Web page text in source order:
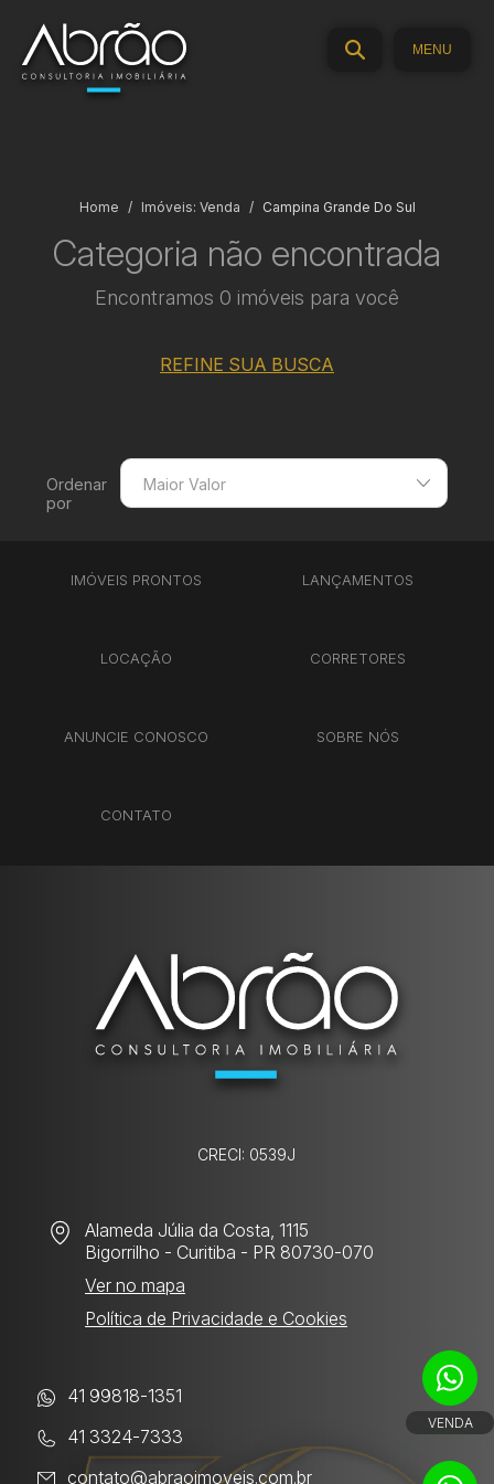
MENU
Home Imóveis: Venda Campina Grande Do Sul
Categoria não encontrada
Encontramos 0 imóveis para você
REFINE SUA BUSCA
Ordenar
por
Maior Valor
Menor Área
Recentes
IMÓVEIS PRONTOS LANÇAMENTOS
LOCAÇÃO CORRETORES
ANUNCIE CONOSCO SOBRE NÓS
CONTATO
CRECI: 0539J
Alameda Júlia da Costa, 1115
Bigorrilho - Curitiba - PR 80730-070
Ver no mapa
Política de Privacidade e Cookies
41 99818-1351
41 3324-7333
contato@abraoimoveis.com.br
VENDA